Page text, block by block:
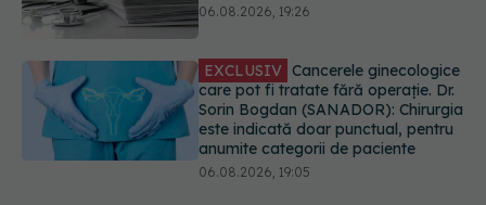
06.08.2026, 19:26
EXCLUSIV Cancerele ginecologice
care pot fi tratate fără operație. Dr.
Sorin Bogdan (SANADOR): Chirurgia
este indicată doar punctual, pentru
anumite categorii de paciente
06.08.2026, 19:05